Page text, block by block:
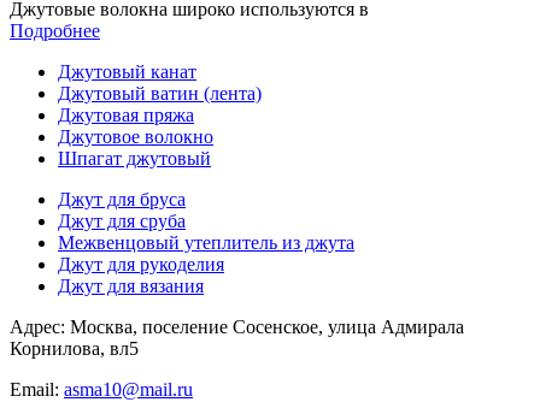
Джутовые волокна широко используются в
Подробнее
Джутовый канат
Джутовый ватин (лента)
Джутовая пряжа
Джутовое волокно
Шпагат джутовый
Джут для бруса
Джут для сруба
Межвенцовый утеплитель из джута
Джут для рукоделия
Джут для вязания
Адрес: Москва, поселение Сосенское, улица Адмирала
Корнилова, вл5
Email: asma10@mail.ru